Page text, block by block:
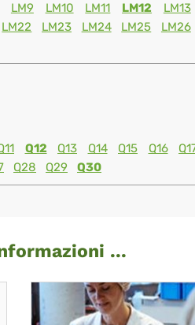
LM9 LM10 LM11 LM12
LM13
LM22 LM23 LM24 LM25
LM26
Q12 Q13 Q14 Q15 Q16
Q28 Q29 Q30
...